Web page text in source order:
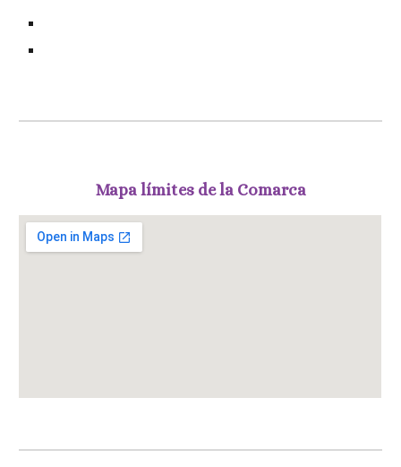
Mapa límites de la Comarca